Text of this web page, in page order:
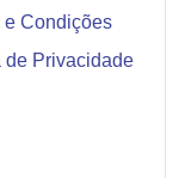
e Condições
de Privacidade